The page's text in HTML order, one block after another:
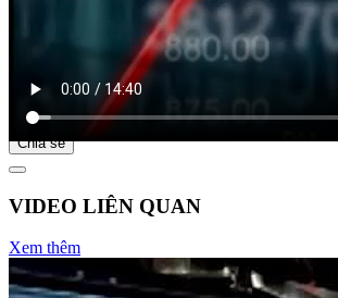
Bắt đầu tại
Chia sẻ
VIDEO LIÊN QUAN
Xem thêm